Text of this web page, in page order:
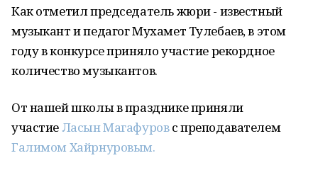
Как отметил председатель жюри - известный
музыкант и педагог Мухамет Тулебаев, в этом
году в конкурсе приняло участие рекордное
количество музыкантов.
От нашей школы в празднике приняли
участиеЛасын Магафуровс преподавателем
Галимом Хайрнуровым.